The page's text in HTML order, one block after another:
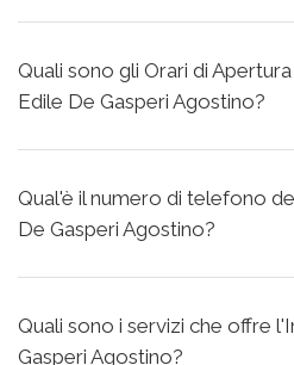
Quali sono gli Orari di
Edile De Gasperi Agostino?
Qual'è il numero di telefono
De Gasperi Agostino?
Quali sono i servizi che offre
Gasperi Agostino?